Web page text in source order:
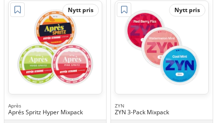
Nytt pris
Après
Aprés Spritz Hyper Mixpack
Nytt pris
ZYN
ZYN 3-Pack Mixpack